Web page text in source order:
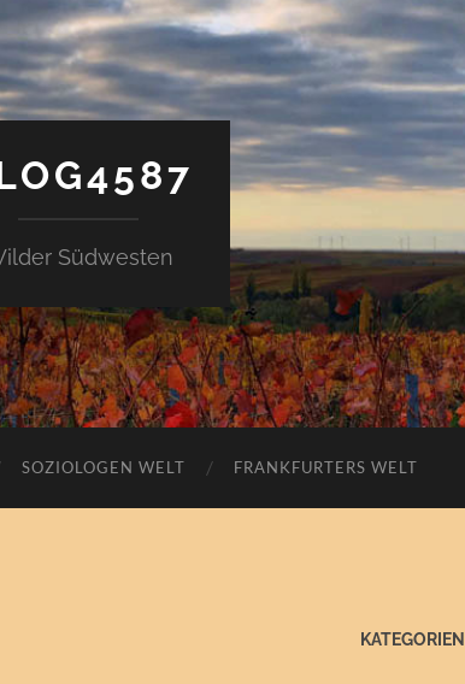
Südwesten
SOZIOLOGEN WELT FRANKFURTERS WELT
KATEGORIEN